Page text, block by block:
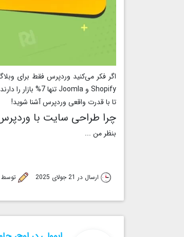
تا با قدرت واقعی وردپرس آشنا شوید!
چرا طراحی سایت با
بنظر من ...
ارسال در 21 جولای 2025 توسط